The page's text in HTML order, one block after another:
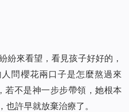
紛來看望，看見孩子好好的，
問櫻花兩口子是怎麼熬過來
不是神一步步帶領，她根本
也許早就放棄治療了。